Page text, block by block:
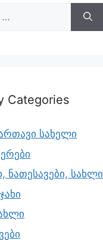
Categories
სახელი
ნათესავები, სახლი